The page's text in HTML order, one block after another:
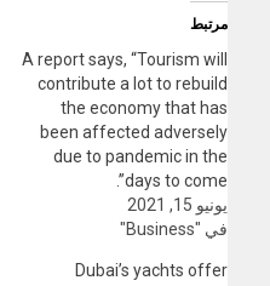
مرتبط
A report says, “Tourism will
contribute a lot to rebuild
the economy that has
been affected adversely
due to pandemic in the
days to come”.
يونيو 15, 2021
في "Business"
Dubai’s yachts offer